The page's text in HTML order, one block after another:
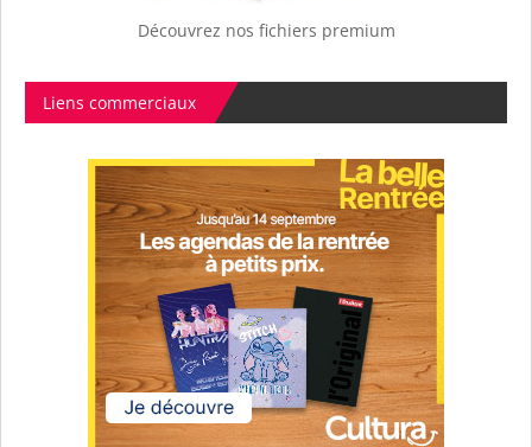
Découvrez nos fichiers premium
Liens commerciaux